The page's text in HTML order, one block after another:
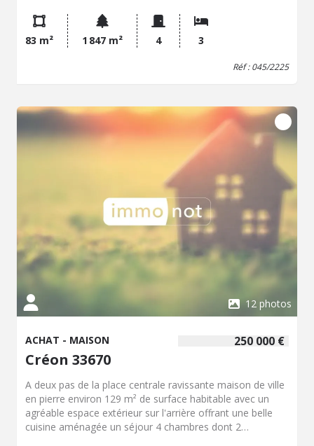
garage attenant. La maison est située au calme en fond
de lotissement sur une magnifique parcelle arborée
d'environ 1800 m². Prévoir quelques travaux de
83 m² 1 847 m² 4 3
Réf : 045/2225
12 photos
250 000 €
ACHAT - MAISON
Créon 33670
A deux pas de la place centrale ravissante maison de ville
en pierre environ 129 m² de surface habitable avec un
agréable espace extérieur sur l'arrière offrant une belle
cuisine aménagée un séjour 4 chambres dont 2